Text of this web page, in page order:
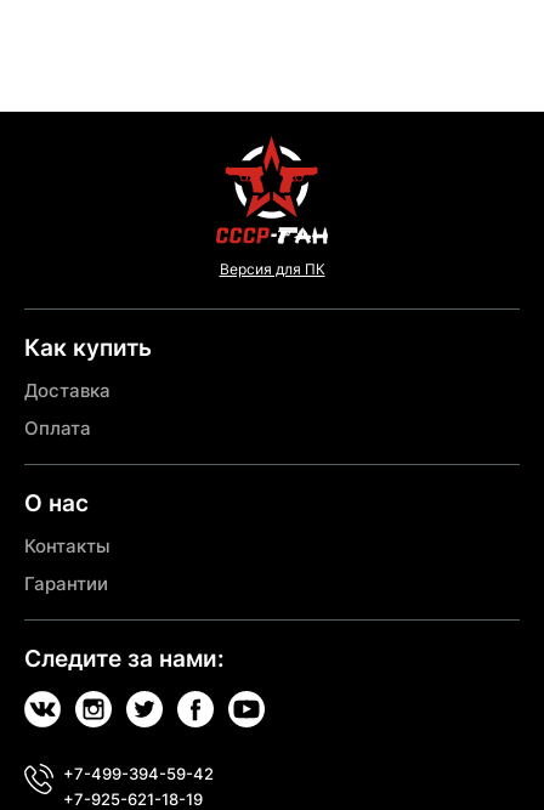
Версия для ПК
Как купить
Доставка
Оплата
О нас
Контакты
Гарантии
Следите за нами:
+7-499-394-59-42
+7-925-621-18-19